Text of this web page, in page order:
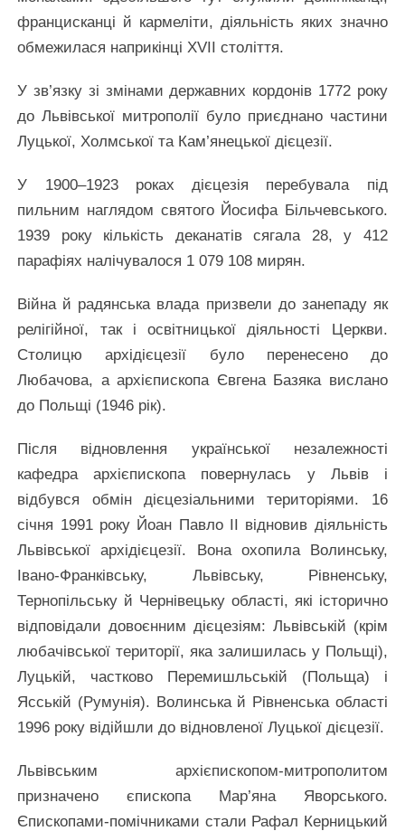
францисканці й кармеліти, діяльність яких значно
обмежилася наприкінці XVII століття.
У зв’язку зі змінами державних кордонів 1772 року
до Львівської митрополії було приєднано частини
Луцької, Холмської та Кам’янецької дієцезії.
У 1900–1923 роках дієцезія перебувала під
пильним наглядом святого Йосифа Більчевського.
1939 року кількість деканатів сягала 28, у 412
парафіях налічувалося 1 079 108 мирян.
Війна й радянська влада призвели до занепаду як
релігійної, так і освітницької діяльності Церкви.
Столицю архідієцезії було перенесено до
Любачова, а архієпископа Євгена Базяка вислано
до Польщі (1946 рік).
Після відновлення української незалежності
кафедра архієпископа повернулась у Львів і
відбувся обмін дієцезіальними територіями. 16
січня 1991 року Йоан Павло ІІ відновив діяльність
Львівської архідієцезії. Вона охопила Волинську,
Івано-Франківську, Львівську, Рівненську,
Тернопільську й Чернівецьку області, які історично
відповідали довоєнним дієцезіям: Львівській (крім
любачівської території, яка залишилась у Польщі),
Луцькій, частково Перемишльській (Польща) і
Ясській (Румунія). Волинська й Рівненська області
1996 року відійшли до відновленої Луцької дієцезії.
Львівським архієпископом-митрополитом
призначено єпископа Мар’яна Яворського.
Єпископами-помічниками стали Рафал Керницький